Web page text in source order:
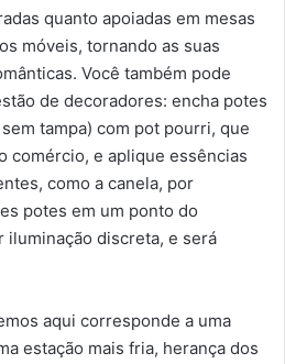
quanto apoiadas em mesas
móveis, tornando as suas
Você também pode
de decoradores: encha potes
tampa) com pot pourri, que
comércio, e aplique essências
como a canela, por
potes em um ponto do
discreta, e será
aqui corresponde a uma
estação mais fria, herança dos